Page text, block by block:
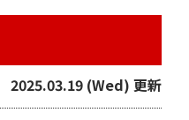
2025.03.19 (Wed) 更新